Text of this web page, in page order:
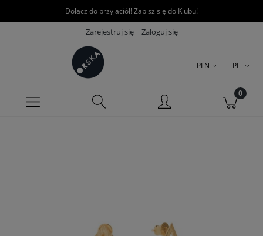
Dołącz do przyjaciół! Zapisz się do Klubu!
Zarejestruj się Zaloguj się
PLN PL